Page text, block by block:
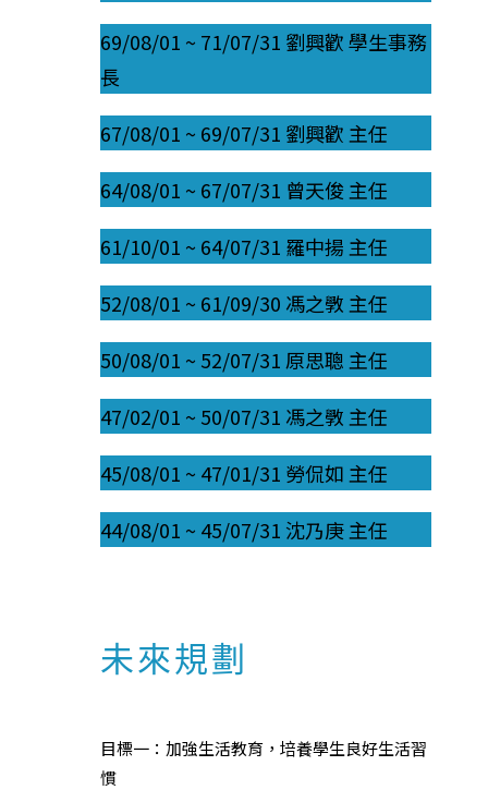
69/08/01 ~ 71/07/31 劉興歡 學生事務
長
67/08/01 ~ 69/07/31 劉興歡 主任
64/08/01 ~ 67/07/31 曾天俊 主任
61/10/01 ~ 64/07/31 羅中揚 主任
52/08/01 ~ 61/09/30 馮之斆 主任
50/08/01 ~ 52/07/31 原思聰 主任
47/02/01 ~ 50/07/31 馮之斆 主任
45/08/01 ~ 47/01/31 勞侃如 主任
44/08/01 ~ 45/07/31 沈乃庚 主任
未來規劃
目標一：加強生活教育，培養學生良好生活習
慣